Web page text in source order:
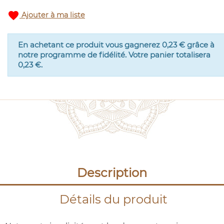
favorite Ajouter à ma liste
En achetant ce produit vous gagnerez 0,23 € grâce à
notre programme de fidélité. Votre panier totalisera
0,23 €.
Description
Détails du produit